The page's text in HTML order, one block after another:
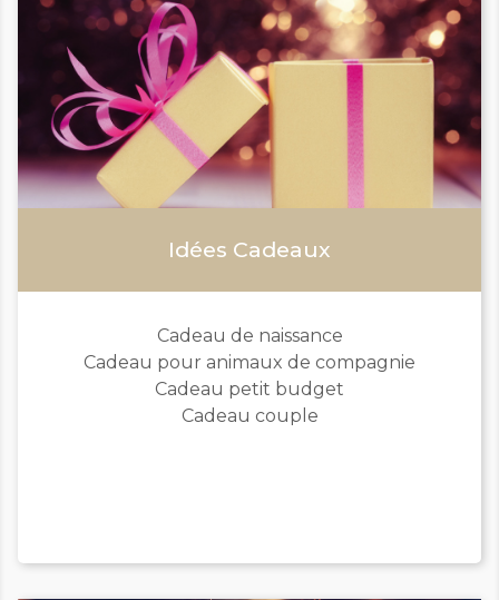
Idées Cadeaux
Cadeau de naissance
Cadeau pour animaux de compagnie
Cadeau petit budget
Cadeau couple